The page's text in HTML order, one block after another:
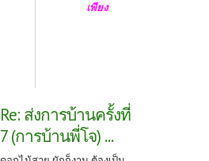
เพียง
Re: ส่งการบ้านครั้งที่
7 (การบ้านพี่โจ) ...